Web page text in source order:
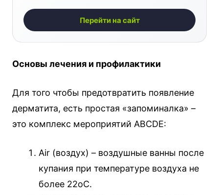
Перейти на сайт
Основы лечения и профилактики
Для того чтобы предотвратить появление
дерматита, есть простая «запоминалка» –
это комплекс мероприятий ABCDE:
Air (воздух) – воздушные ванны после
купания при температуре воздуха не
более 22оС.